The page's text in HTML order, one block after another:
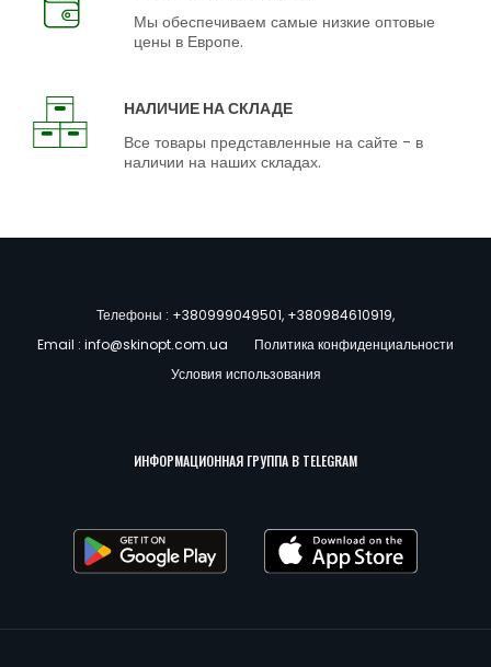
Мы обеспечиваем самые низкие оптовые
цены в Европе.
НАЛИЧИЕ НА СКЛАДЕ
Все товары представленные на сайте - в
наличии на наших складах.
Телефоны : +380999049501, +380984610919,
Email : info@skinopt.com.ua
Политика конфиденциальности
Условия использования
ИНФОРМАЦИОННАЯ ГРУППА В TELEGRAM